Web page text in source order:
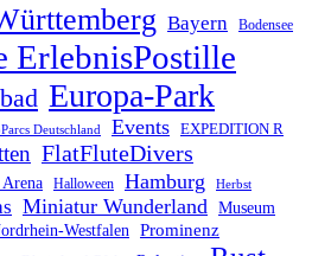
Bayern Bodensee
ErlebnisPostille
Europa-Park
Deutschland Events EXPEDITION R
FlatFluteDivers
Halloween Hamburg Herbst
Miniatur Wunderland Museum
Westfalen
Prominenz